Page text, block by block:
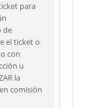
para
de
el ticket o
con
u
la
comisión